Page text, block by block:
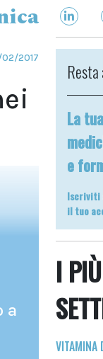
2017
a
La
e
Iscriviti
il tuo
I
VITAMINA